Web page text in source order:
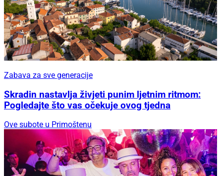
Zabava za sve generacije
Skradin nastavlja živjeti punim ljetnim ritmom:
Pogledajte što vas očekuje ovog tjedna
Ove subote u Primoštenu